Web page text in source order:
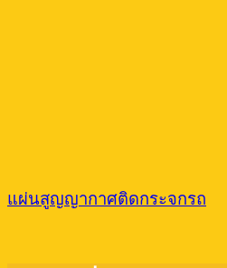
แผ่นสูญญากาศติดกระจกรถ